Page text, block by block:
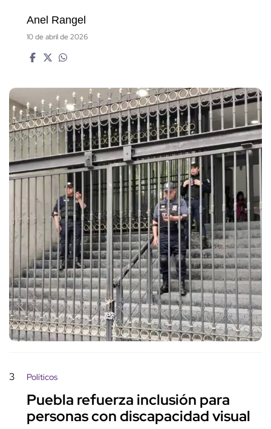
Anel Rangel
10 de abril de 2026
3 Políticos
Puebla refuerza inclusión para
personas con discapacidad visual